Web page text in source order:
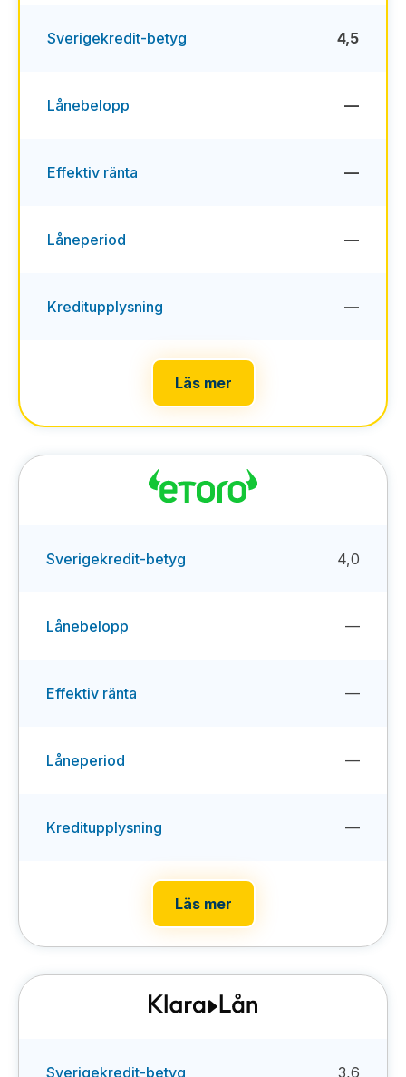
Sverigekredit-betyg 4,5
Lånebelopp —
Effektiv ränta —
Låneperiod —
Kreditupplysning —
Läs mer
Sverigekredit-betyg 4,0
Lånebelopp —
Effektiv ränta —
Låneperiod —
Kreditupplysning —
Läs mer
Sverigekredit-betyg 3,6